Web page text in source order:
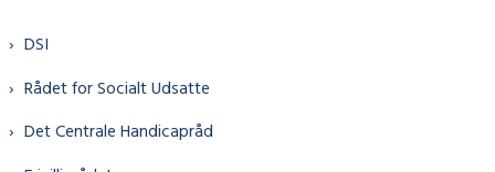
DSI
Rådet for Socialt Udsatte
Det Centrale Handicapråd